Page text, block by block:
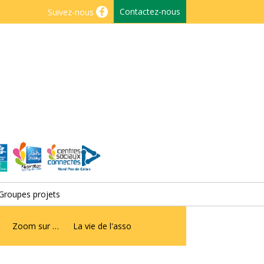
Suivez-nous Contactez-nous
projets
Zoom sur … La vie de l'asso